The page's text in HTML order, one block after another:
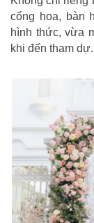
cổng hoa, bàn
hình thức, vừa
khi đến tham dự.